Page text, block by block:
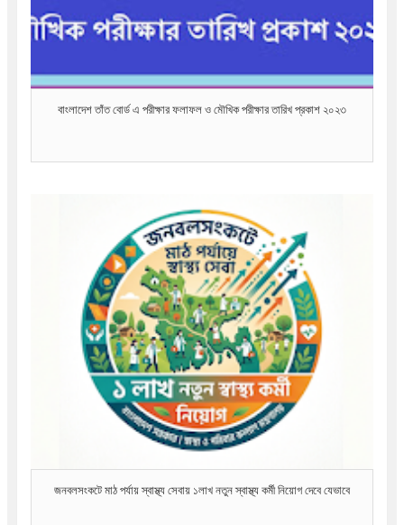
বাংলাদেশ তাঁত বোর্ড এ পরীক্ষার ফলাফল ও মৌখিক পরীক্ষার তারিখ প্রকাশ ২০২৩
জনবলসংকটে মাঠ পর্যায় স্বাস্থ্য সেবায় ১লাখ নতুন স্বাস্থ্য কর্মী নিয়োগ দেবে যেভাবে